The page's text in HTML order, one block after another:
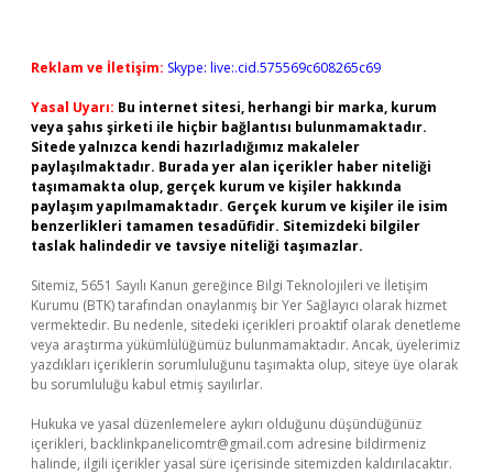
Reklam ve İletişim: Skype: live:.cid.575569c608265c69
Yasal Uyarı: Bu internet sitesi, herhangi bir marka, kurum
veya şahıs şirketi ile hiçbir bağlantısı bulunmamaktadır.
Sitede yalnızca kendi hazırladığımız makaleler
paylaşılmaktadır. Burada yer alan içerikler haber niteliği
taşımamakta olup, gerçek kurum ve kişiler hakkında
paylaşım yapılmamaktadır. Gerçek kurum ve kişiler ile isim
benzerlikleri tamamen tesadüfidir. Sitemizdeki bilgiler
taslak halindedir ve tavsiye niteliği taşımazlar.
Sitemiz, 5651 Sayılı Kanun gereğince Bilgi Teknolojileri ve İletişim
Kurumu (BTK) tarafından onaylanmış bir Yer Sağlayıcı olarak hizmet
vermektedir. Bu nedenle, sitedeki içerikleri proaktif olarak denetleme
veya araştırma yükümlülüğümüz bulunmamaktadır. Ancak, üyelerimiz
yazdıkları içeriklerin sorumluluğunu taşımakta olup, siteye üye olarak
bu sorumluluğu kabul etmiş sayılırlar.
Hukuka ve yasal düzenlemelere aykırı olduğunu düşündüğünüz
içerikleri, backlinkpanelicomtr@gmail.com adresine bildirmeniz
halinde, ilgili içerikler yasal süre içerisinde sitemizden kaldırılacaktır.